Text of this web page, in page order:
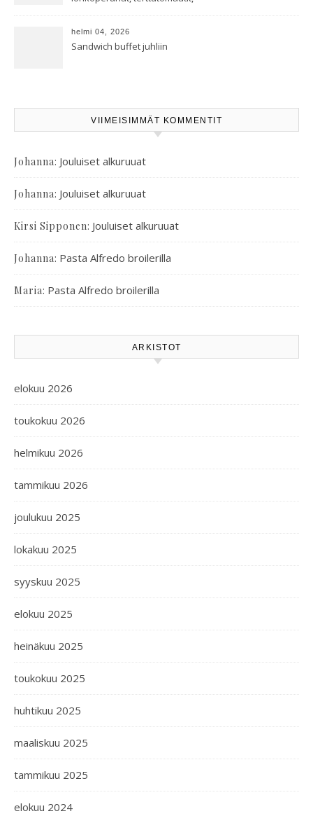
salaatti
helmi 04, 2026
Sandwich buffet juhliin
VIIMEISIMMÄT KOMMENTIT
Johanna: Jouluiset alkuruuat
Johanna: Jouluiset alkuruuat
Kirsi Sipponen: Jouluiset alkuruuat
Johanna: Pasta Alfredo broilerilla
Maria: Pasta Alfredo broilerilla
ARKISTOT
elokuu 2026
toukokuu 2026
helmikuu 2026
tammikuu 2026
joulukuu 2025
lokakuu 2025
syyskuu 2025
elokuu 2025
heinäkuu 2025
toukokuu 2025
huhtikuu 2025
maaliskuu 2025
tammikuu 2025
elokuu 2024